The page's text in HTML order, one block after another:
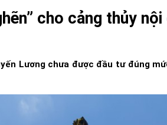
cho cảng thủy nội
Lương chưa được đầu tư đúng